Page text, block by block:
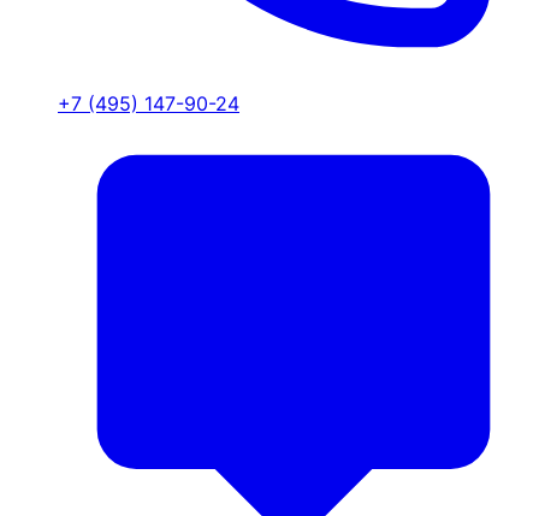
+7 (495) 147-90-24